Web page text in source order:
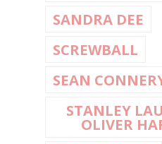
SANDRA DEE
SCREWBALL
SEAN
STANLEY
OLIVER